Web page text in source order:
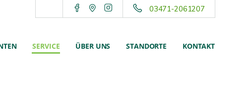
03471-2061207
SERVICE ÜBER UNS STANDORTE KONTAKT